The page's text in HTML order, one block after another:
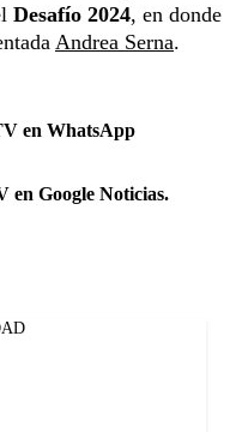
Desafío 2024, en donde
Andrea Serna.
en WhatsApp
en Google Noticias.